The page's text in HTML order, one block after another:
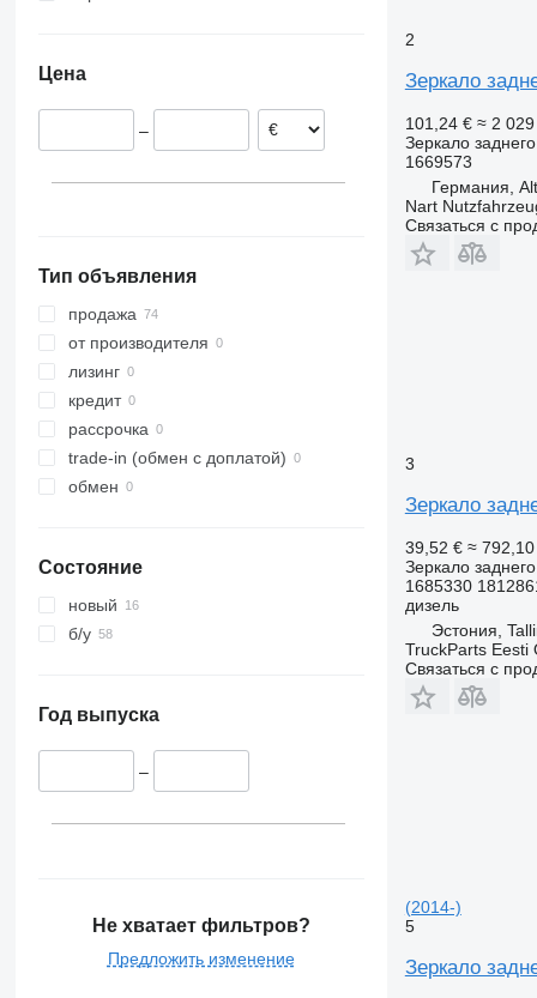
Испания
Польша
Цена
–
Тип объявления
продажа
от производителя
лизинг
кредит
рассрочка
trade-in (обмен с доплатой)
обмен
Состояние
новый
б/у
Год выпуска
–
Не хватает фильтров?
Предложить изменение
2
Зеркало
101,24 € ≈ 2 029
Зеркало
1669573
Германия,
Nart
Связаться с
3
Зеркало
39,52 € ≈ 792,10
Зеркало
1685330
дизель
Эстония,
TruckParts Eesti
Связаться с
(2014-)
5
Зеркало